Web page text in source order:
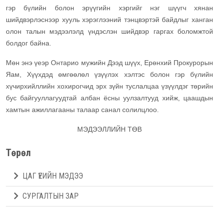
гэр бүлийн болон эрүүгийн хэргийг нэг шүүгч хянан
шийдвэрлэснээр хууль хэрэглээний тэнцвэртэй байдлыг ханган
олон талын мэдээлэлд үндэслэн шийдвэр гаргах боломжтой
болдог байна.
Мөн энэ үеэр Онтарио мужийн Дээд шүүх, Ерөнхий Прокурорын
Яам, Хүүхдэд өмгөөлөл үзүүлэх хэлтэс болон гэр бүлийн
хүчирхийллийн хохирогчид эрх зүйн туслалцаа үзүүлдэг төрийн
бус байгууллагуудтай албан ёсны уулзалтууд хийж, цаашдын
хамтын ажиллагааны талаар санал солилцлоо.
МЭДЭЭЛЛИЙН ТӨВ
Төрөл
ЦАГ ҮЕИЙН МЭДЭЭ
СУРГАЛТЫН ЗАР